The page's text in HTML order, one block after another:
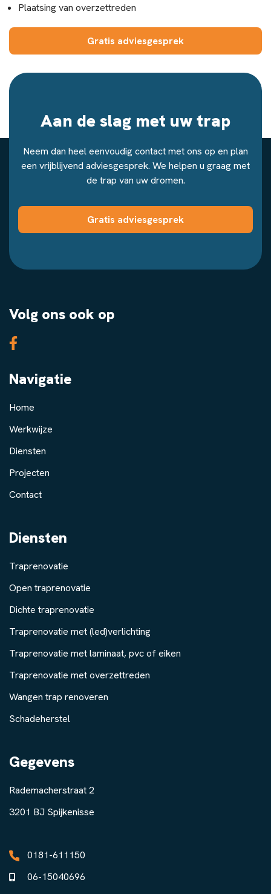
Plaatsing van overzettreden
Gratis adviesgesprek
Aan de slag met uw trap
Neem dan heel eenvoudig contact met ons op en plan
een vrijblijvend adviesgesprek. We helpen u graag met
de trap van uw dromen.
Gratis adviesgesprek
Volg ons ook op
Navigatie
Home
Werkwijze
Diensten
Projecten
Contact
Diensten
Traprenovatie
Open traprenovatie
Dichte traprenovatie
Traprenovatie met (led)verlichting
Traprenovatie met laminaat, pvc of eiken
Traprenovatie met overzettreden
Wangen trap renoveren
Schadeherstel
Gegevens
Rademacherstraat 2
3201 BJ Spijkenisse
0181-611150
06-15040696